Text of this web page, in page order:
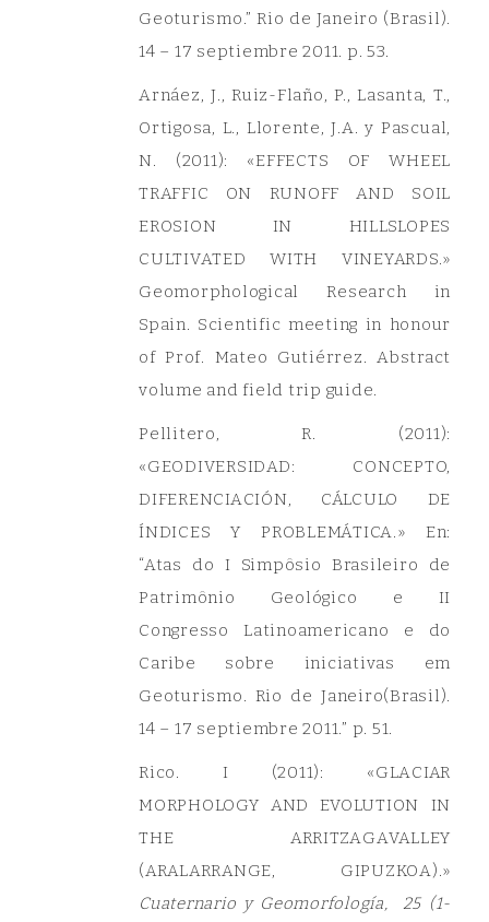
Geoturismo.” Rio de Janeiro (Brasil).
14 – 17 septiembre 2011. p. 53.
Arnáez, J., Ruiz-Flaño, P., Lasanta, T.,
Ortigosa, L., Llorente, J.A. y Pascual,
N. (2011): «EFFECTS OF WHEEL
TRAFFIC ON RUNOFF AND SOIL
EROSION IN HILLSLOPES
CULTIVATED WITH VINEYARDS.»
Geomorphological Research in
Spain. Scientific meeting in honour
of Prof. Mateo Gutiérrez. Abstract
volume and field trip guide.
Pellitero, R. (2011):
«GEODIVERSIDAD: CONCEPTO,
DIFERENCIACIÓN, CÁLCULO DE
ÍNDICES Y PROBLEMÁTICA.» En:
“Atas do I Simpôsio Brasileiro de
Patrimônio Geológico e II
Congresso Latinoamericano e do
Caribe sobre iniciativas em
Geoturismo. Rio de Janeiro(Brasil).
14 – 17 septiembre 2011.” p. 51.
Rico. I (2011): «GLACIAR
MORPHOLOGY AND EVOLUTION IN
THE ARRITZAGAVALLEY
(ARALARRANGE, GIPUZKOA).»
Cuaternario y Geomorfología, 25 (1-